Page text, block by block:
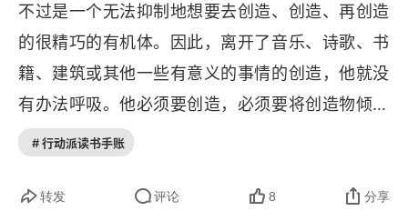
第14章 你应该写多少文案？
第15章 个人化沟通的艺术
第16章 文案顺序
第17章 编辑过程
第二部分 了解真正起作用的东西
不过是一个无法抑制地想要去创造、创造、再创造
的很精巧的有机体。因此，离开了音乐、诗歌、书
籍、建筑或其他一些有意义的事情的创造，他就没
有办法呼吸。他必须要创造，必须要将创造物倾泻
出来。📕对知识的渴望、对生活无与伦比的好奇
些就是成为一个好的文案撰稿人的最高资格证书。
# 行动派读书手账
转发 评论 8 分享